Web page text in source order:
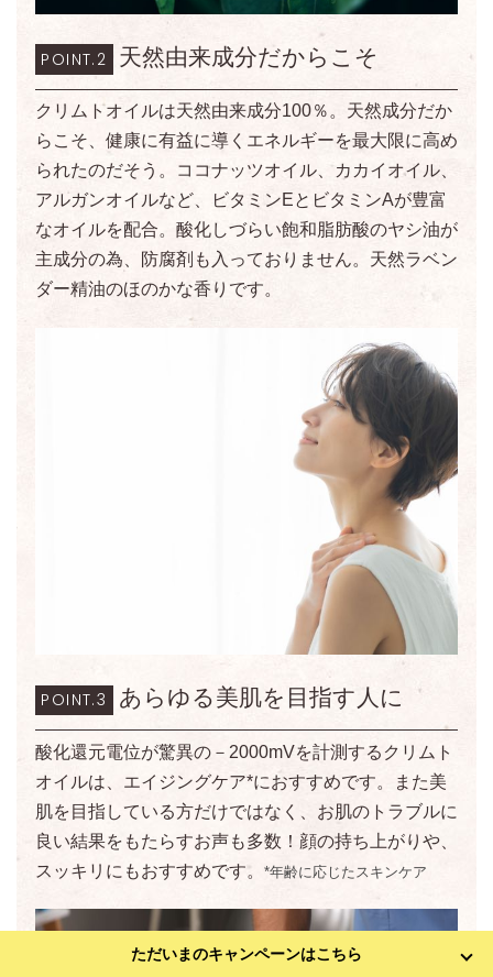
ただいまのキャンペーンはこちら
POINT.2 天然由来成分だからこそ
クリムトオイルは天然由来成分100％。天然成分だか
らこそ、健康に有益に導くエネルギーを最大限に高め
られたのだそう。ココナッツオイル、カカイオイル、
アルガンオイルなど、ビタミンEとビタミンAが豊富
なオイルを配合。酸化しづらい飽和脂肪酸のヤシ油が
主成分の為、防腐剤も入っておりません。天然ラベン
ダー精油のほのかな香りです。
POINT.3 あらゆる美肌を目指す人に
酸化還元電位が驚異の－2000mVを計測するクリムト
オイルは、エイジングケア*におすすめです。また美
肌を目指している方だけではなく、お肌のトラブルに
良い結果をもたらすお声も多数！顔の持ち上がりや、
スッキリにもおすすめです。 *年齢に応じたスキンケア